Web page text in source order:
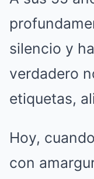
silencio y
verdadero
etiquetas,
Hoy,
con